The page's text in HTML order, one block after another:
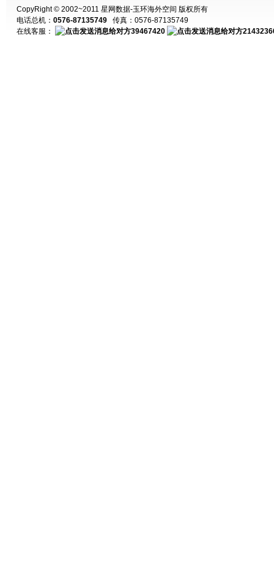
CopyRight © 2002~2011 星网数据-玉环海外空间 版权所有
电话总机： 0576-87135749 传真：0576-87135749
在线客服：
39467420